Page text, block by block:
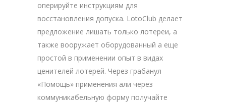
оперируйте инструкциям для
восстановления допуска. LotoClub делает
предложение лишать только лотереи, а
также вооружает оборудованный а еще
простой в применении опыт в видах
ценителей лотерей. Через грабанул
«Помощь» применения али через
коммуникабельную форму получайте